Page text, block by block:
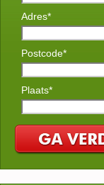
Adres*
Postcode*
Plaats*